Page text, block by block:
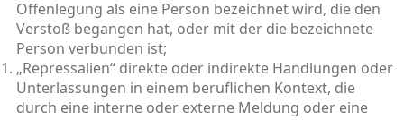
Offenlegung als eine Person bezeichnet wird, die den
Verstoß begangen hat, oder mit der die bezeichnete
Person verbunden ist;
„Repressalien“ direkte oder indirekte Handlungen oder
Unterlassungen in einem beruflichen Kontext, die
durch eine interne oder externe Meldung oder eine